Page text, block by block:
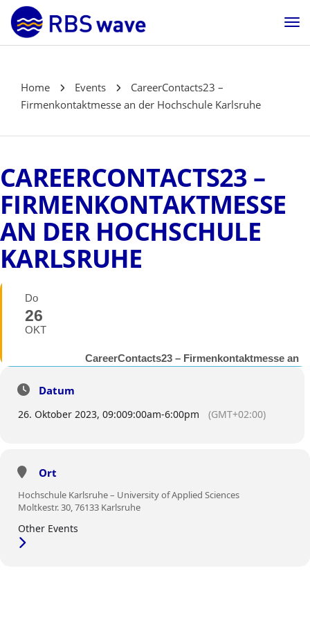
Home Events
CareerContacts23 –
Firmenkontaktmesse an der Hochschule Karlsruhe
CAREERCONTACTS23 –
FIRMENKONTAKTMESSE
AN DER HOCHSCHULE
KARLSRUHE
Do
26
OKT
CareerContacts23 – Firmenkontaktmesse an
der Hochschule Karlsruhe
Datum
26. Oktober 2023, 09:009:00am-6:00pm (GMT+02:00)
Ort
Hochschule Karlsruhe – University of Applied Sciences
Moltkestr. 30, 76133 Karlsruhe
Other Events